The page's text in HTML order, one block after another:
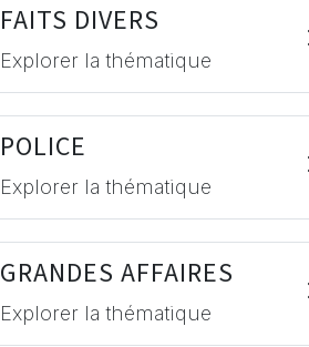
FAITS DIVERS
Explorer la thématique
POLICE
Explorer la thématique
GRANDES AFFAIRES
Explorer la thématique